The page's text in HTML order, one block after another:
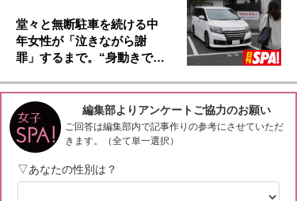
堂々と無断駐車を続ける中
年女性が「泣きながら謝
罪」するまで。“身動きで…